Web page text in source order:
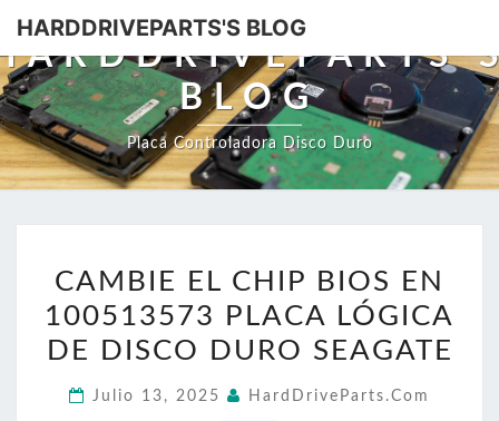
HARDDRIVEPARTS'S BLOG
BLOG
Placa Controladora Disco Duro
EL
CHIP
BIOS
100513573
CAMBIE EL CHIP BIOS EN
100513573 PLACA LÓGICA
DE DISCO DURO SEAGATE
Julio 13, 2025 HardDriveParts.com